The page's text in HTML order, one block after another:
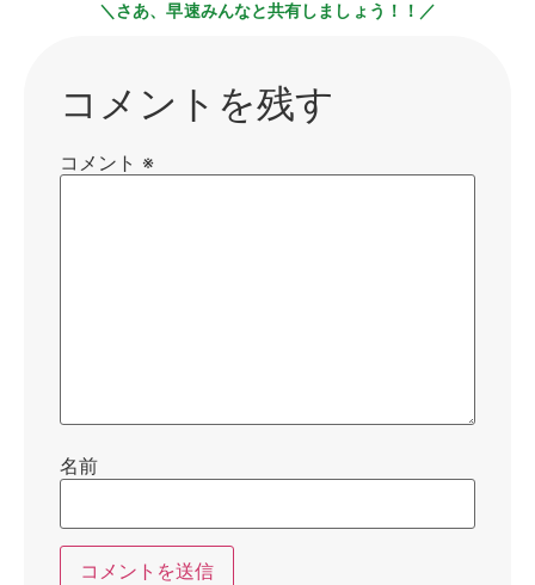
＼さあ、早速みんなと共有しましょう！！／
コメントを残す
コメント ※
名前